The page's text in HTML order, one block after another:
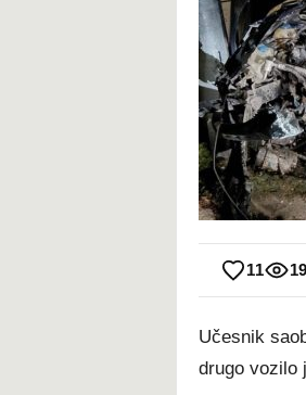
11
Učesnik
drugo vozilo